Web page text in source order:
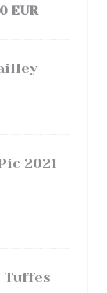
EUR
2021
Tuffes